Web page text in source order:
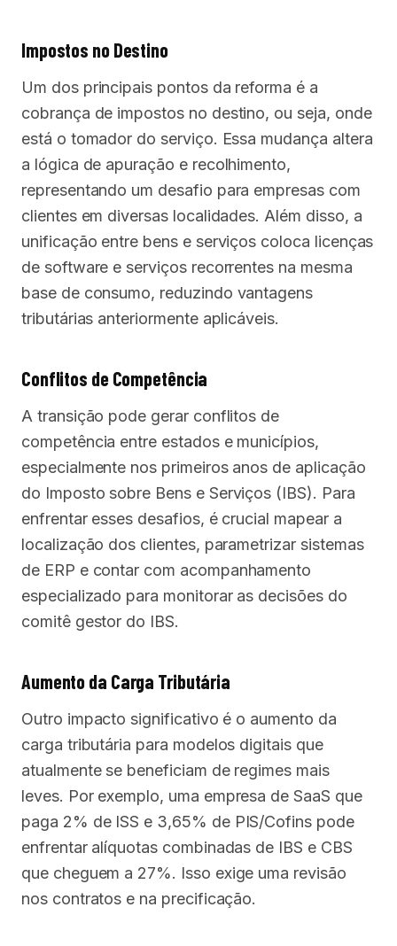
Impostos no Destino
Um dos principais pontos da reforma é a
cobrança de impostos no destino, ou seja, onde
está o tomador do serviço. Essa mudança altera
a lógica de apuração e recolhimento,
representando um desafio para empresas com
clientes em diversas localidades. Além disso, a
unificação entre bens e serviços coloca licenças
de software e serviços recorrentes na mesma
base de consumo, reduzindo vantagens
tributárias anteriormente aplicáveis.
Conflitos de Competência
A transição pode gerar conflitos de
competência entre estados e municípios,
especialmente nos primeiros anos de aplicação
do Imposto sobre Bens e Serviços (IBS). Para
enfrentar esses desafios, é crucial mapear a
localização dos clientes, parametrizar sistemas
de ERP e contar com acompanhamento
especializado para monitorar as decisões do
comitê gestor do IBS.
Aumento da Carga Tributária
Outro impacto significativo é o aumento da
carga tributária para modelos digitais que
atualmente se beneficiam de regimes mais
leves. Por exemplo, uma empresa de SaaS que
paga 2% de ISS e 3,65% de PIS/Cofins pode
enfrentar alíquotas combinadas de IBS e CBS
que cheguem a 27%. Isso exige uma revisão
nos contratos e na precificação.